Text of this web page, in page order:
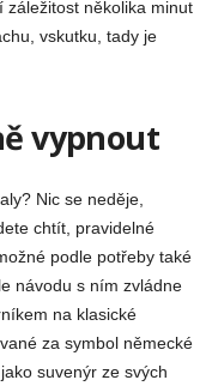
několika minut
vskutku, tady je
vypnout
Nic se neděje,
chtít, pravidelné
podle potřeby také
návodu s ním zvládne
na klasické
za symbol německé
suvenýr ze svých